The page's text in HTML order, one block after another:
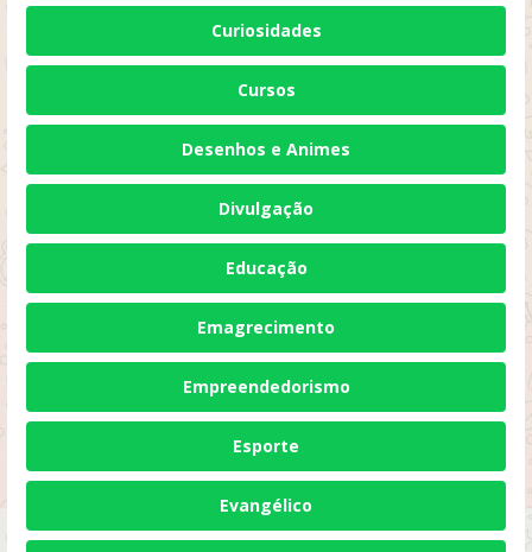
Curiosidades
Cursos
Desenhos e Animes
Divulgação
Educação
Emagrecimento
Empreendedorismo
Esporte
Evangélico